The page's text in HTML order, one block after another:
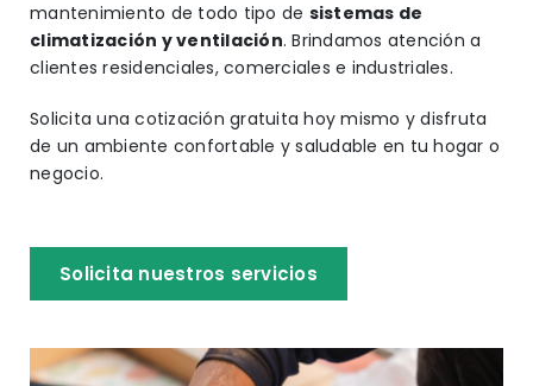
mantenimiento de todo tipo de sistemas de
climatización y ventilación. Brindamos atención a
clientes residenciales, comerciales e industriales.
Solicita una cotización gratuita hoy mismo y disfruta
de un ambiente confortable y saludable en tu hogar o
negocio.
Solicita nuestros servicios